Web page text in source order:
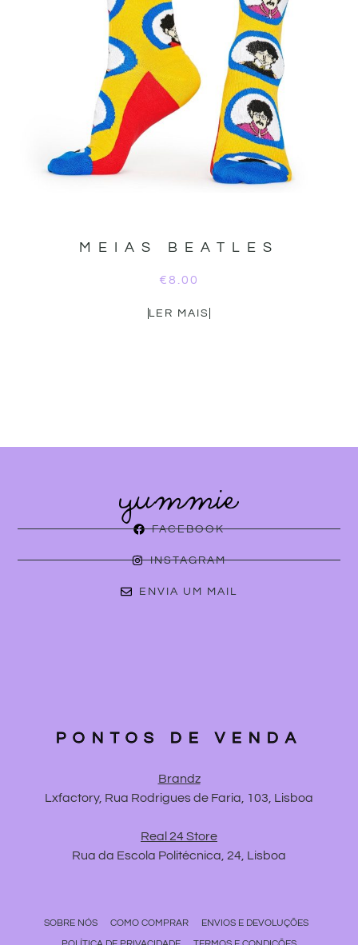
MEIAS BEATLES
€8.00
LER MAIS
FACEBOOK
INSTAGRAM
ENVIA UM MAIL
PONTOS DE VENDA
Brandz
Lxfactory, Rua Rodrigues de Faria, 103, Lisboa
Real 24 Store
Rua da Escola Politécnica, 24, Lisboa
SOBRE NÓS COMO COMPRAR
ENVIOS E DEVOLUÇÕES